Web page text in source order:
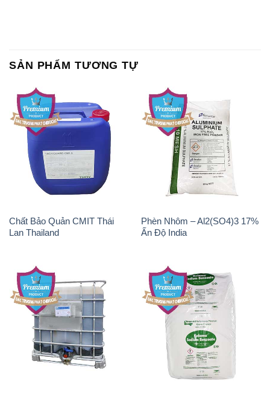
SẢN PHẨM TƯƠNG TỰ
Chất Bảo Quản CMIT Thái
Lan Thailand
Phèn Nhôm – Al2(SO4)3 17%
Ấn Độ India